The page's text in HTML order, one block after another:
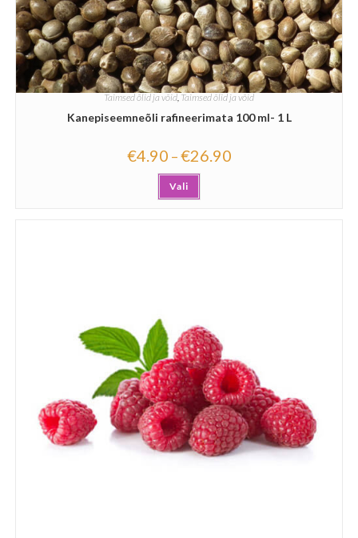
Taimsed õlid ja võid, Taimsed õlid ja võid
Kanepiseemneõli rafineerimata 100 ml- 1 L
€4.90 –€26.90
Vali